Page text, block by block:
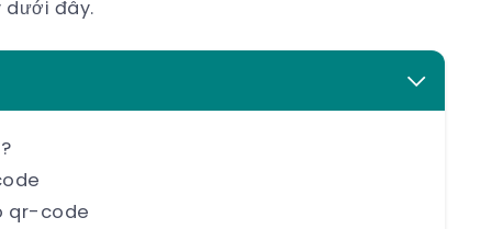
dưới đây.
qr-code